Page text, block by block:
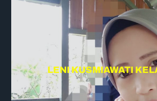
LENI KUSMIAWATI